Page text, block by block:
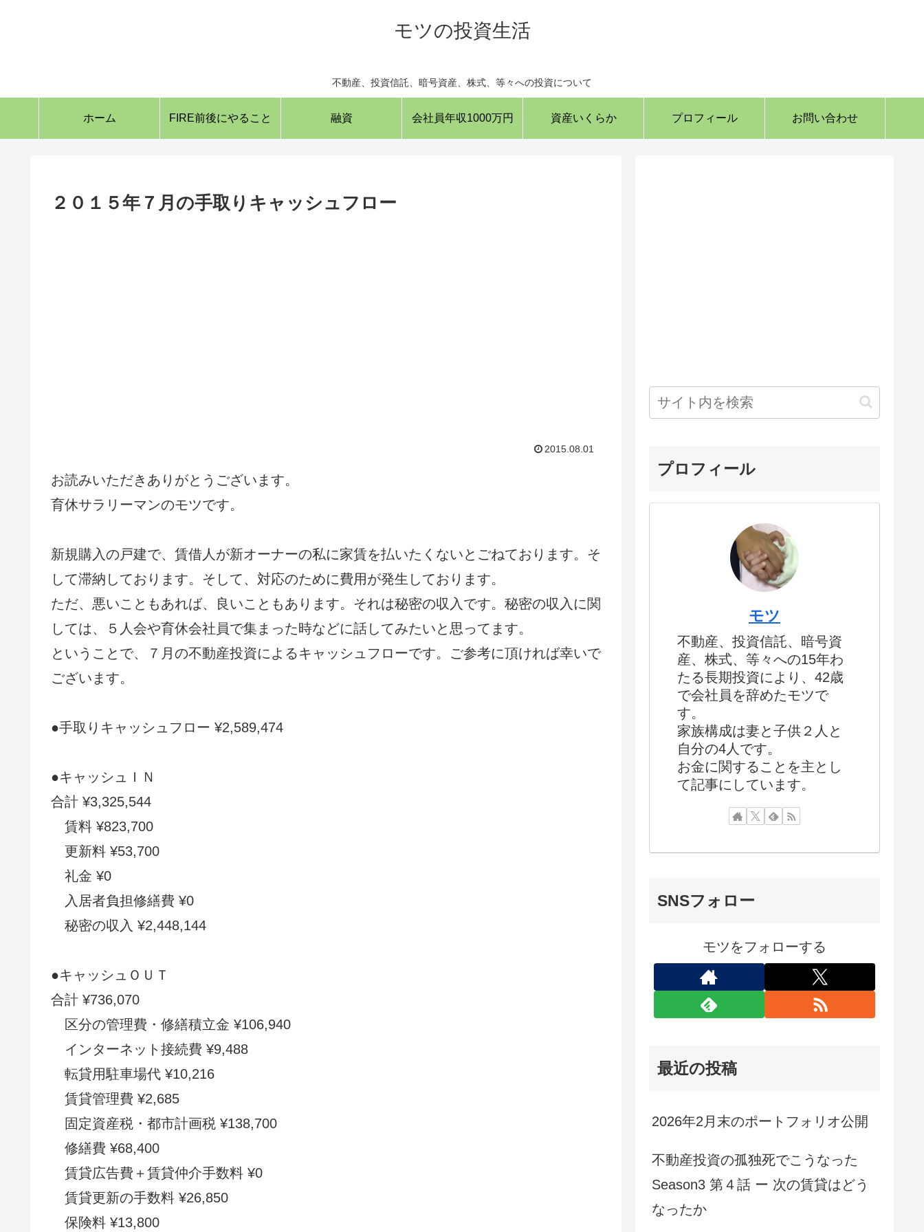
モツの投資生活
不動産、投資信託、暗号資産、株式、等々への投資について
ホーム FIRE前後にやること 融資 会社員年収1000万円 資産いくらか プロフィール お問い合わせ
２０１５年７月の手取りキャッシュフロー
2015.08.01
お読みいただきありがとうございます。
育休サラリーマンのモツです。
新規購入の戸建で、賃借人が新オーナーの私に家賃を払いたくないとごねております。そ
して滞納しております。そして、対応のために費用が発生しております。
ただ、悪いこともあれば、良いこともあります。それは秘密の収入です。秘密の収入に関
しては、５人会や育休会社員で集まった時などに話してみたいと思ってます。
ということで、７月の不動産投資によるキャッシュフローです。ご参考に頂ければ幸いで
ございます。
●手取りキャッシュフロー ¥2,589,474
●キャッシュＩＮ
合計 ¥3,325,544
賃料 ¥823,700
更新料 ¥53,700
礼金 ¥0
入居者負担修繕費 ¥0
秘密の収入 ¥2,448,144
●キャッシュＯＵＴ
合計 ¥736,070
区分の管理費・修繕積立金 ¥106,940
インターネット接続費 ¥9,488
転貸用駐車場代 ¥10,216
賃貸管理費 ¥2,685
固定資産税・都市計画税 ¥138,700
修繕費 ¥68,400
賃貸広告費＋賃貸仲介手数料 ¥0
賃貸更新の手数料 ¥26,850
保険料 ¥13,800
プロフィール
モツ
不動産、投資信託、暗号資
産、株式、等々への15年わ
たる長期投資により、42歳
で会社員を辞めたモツで
す。
家族構成は妻と子供２人と
自分の4人です。
お金に関することを主とし
て記事にしています。
SNSフォロー
モツをフォローする
最近の投稿
2026年2月末のポートフォリオ公開
不動産投資の孤独死でこうなった
Season3 第４話 ー 次の賃貸はどう
なったか